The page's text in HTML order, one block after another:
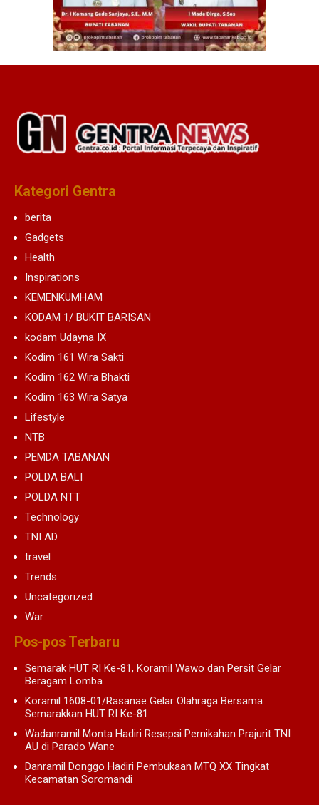
Kategori Gentra
berita
Gadgets
Health
Inspirations
KEMENKUMHAM
KODAM 1/ BUKIT BARISAN
kodam Udayna IX
Kodim 161 Wira Sakti
Kodim 162 Wira Bhakti
Kodim 163 Wira Satya
Lifestyle
NTB
PEMDA TABANAN
POLDA BALI
POLDA NTT
Technology
TNI AD
travel
Trends
Uncategorized
War
Pos-pos Terbaru
Semarak HUT RI Ke-81, Koramil Wawo dan Persit Gelar
Beragam Lomba
Koramil 1608-01/Rasanae Gelar Olahraga Bersama
Semarakkan HUT RI Ke-81
Wadanramil Monta Hadiri Resepsi Pernikahan Prajurit TNI
AU di Parado Wane
Danramil Donggo Hadiri Pembukaan MTQ XX Tingkat
Kecamatan Soromandi